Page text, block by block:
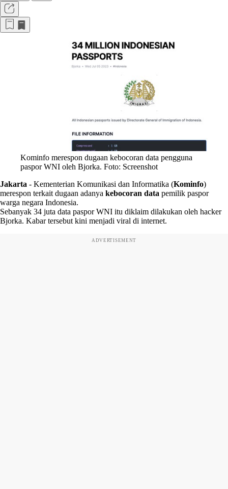
Kominfo merespon dugaan kebocoran data pengguna
paspor WNI oleh Bjorka. Foto: Screenshot
Jakarta - Kementerian Komunikasi dan Informatika (Kominfo)
merespon terkait dugaan adanya kebocoran data pemilik paspor
warga negara Indonesia.
Sebanyak 34 juta data paspor WNI itu diklaim dilakukan oleh hacker
Bjorka. Kabar tersebut kini menjadi viral di internet.
ADVERTISEMENT